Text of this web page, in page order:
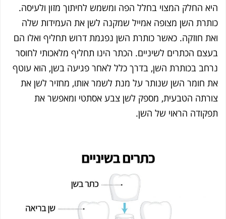
החלק המצוי בחלל הפה ומשמש לחיתוך מזון ולעיסה.
השן מצופה אמייל שמקנה לשן את העמידות שלה
חוזקה. כאשר כותרת השן נפגמת דרוש תחליף ואלו הם
הכתרים לשיניים. הכתר הינו תחליף מלאכותי לחוסר
בכותרת השן, בדרך כלל לאחר פגיעה בשן, הוא עוטף
חומר השן שנותר על מנת לשמר אותו, מחזיר לשן את
הטבעית, מספק לשן צבע אסתטי ומאפשר את
הראוי של השן.